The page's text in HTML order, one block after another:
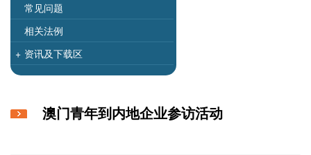
常见问题
相关法例
+ 资讯及下载区
澳门青年到内地企业参访活动